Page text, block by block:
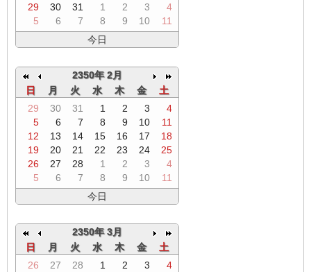
29
30 31 1 2 3
4
5
6 7 8 9 10
11
今日
2350年 2月
日
月 火 水 木 金
土
29
30 31 1 2 3
4
5
6 7 8 9 10
11
12
13 14 15 16 17
18
19
20 21 22 23 24
25
26
27 28 1 2 3
4
5
6 7 8 9 10
11
今日
2350年 3月
日
月 火 水 木 金
土
26
27 28 1 2 3
4